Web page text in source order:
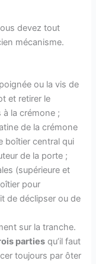
devez tout
mécanisme.
ou la vis de
et retirer le
à la crémone ;
de la crémone
boîtier central qui
de la porte ;
(supérieure et
pour
de déclipser ou de
sur la tranche.
parties qu’il faut
toujours par ôter